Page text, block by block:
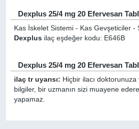
Dexplus 25/4 mg 20 Efervesan
Kas İskelet Sistemi - Kas Gevşeticiler
Dexplus ilaç eşdeğer kodu: E646B
Dexplus 25/4 mg 20 Efervesan
ilaç tr uyarısı: Hiçbir ilacı doktorunuza
bilgiler, bir uzmanın sizi muayene
yapamaz.